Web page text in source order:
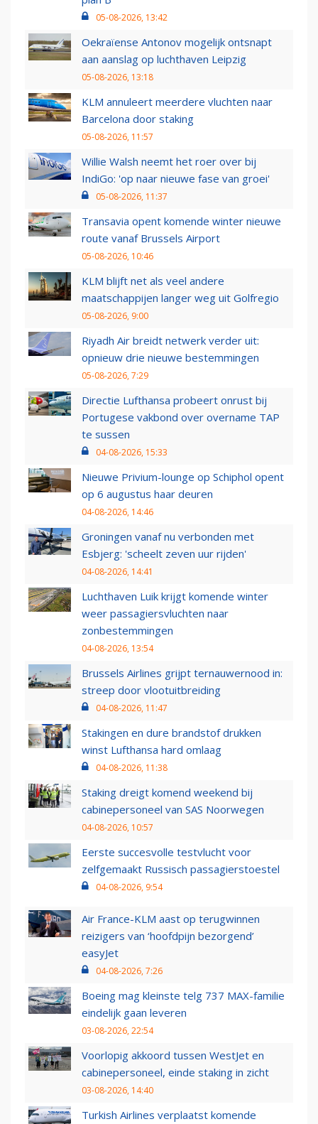
05-08-2026, 13:42
Oekraïense Antonov mogelijk ontsnapt
aan aanslag op luchthaven Leipzig
05-08-2026, 13:18
KLM annuleert meerdere vluchten naar
Barcelona door staking
05-08-2026, 11:57
Willie Walsh neemt het roer over bij
IndiGo: 'op naar nieuwe fase van groei'
05-08-2026, 11:37
Transavia opent komende winter nieuwe
route vanaf Brussels Airport
05-08-2026, 10:46
KLM blijft net als veel andere
maatschappijen langer weg uit Golfregio
05-08-2026, 9:00
Riyadh Air breidt netwerk verder uit:
opnieuw drie nieuwe bestemmingen
05-08-2026, 7:29
Directie Lufthansa probeert onrust bij
Portugese vakbond over overname TAP
te sussen
04-08-2026, 15:33
Nieuwe Privium-lounge op Schiphol opent
op 6 augustus haar deuren
04-08-2026, 14:46
Groningen vanaf nu verbonden met
Esbjerg: 'scheelt zeven uur rijden'
04-08-2026, 14:41
Luchthaven Luik krijgt komende winter
weer passagiersvluchten naar
zonbestemmingen
04-08-2026, 13:54
Brussels Airlines grijpt ternauwernood in:
streep door vlootuitbreiding
04-08-2026, 11:47
Stakingen en dure brandstof drukken
winst Lufthansa hard omlaag
04-08-2026, 11:38
Staking dreigt komend weekend bij
cabinepersoneel van SAS Noorwegen
04-08-2026, 10:57
Eerste succesvolle testvlucht voor
zelfgemaakt Russisch passagierstoestel
04-08-2026, 9:54
Air France-KLM aast op terugwinnen
reizigers van ‘hoofdpijn bezorgend’
easyJet
04-08-2026, 7:26
Boeing mag kleinste telg 737 MAX-familie
eindelijk gaan leveren
03-08-2026, 22:54
Voorlopig akkoord tussen WestJet en
cabinepersoneel, einde staking in zicht
03-08-2026, 14:40
Turkish Airlines verplaatst komende